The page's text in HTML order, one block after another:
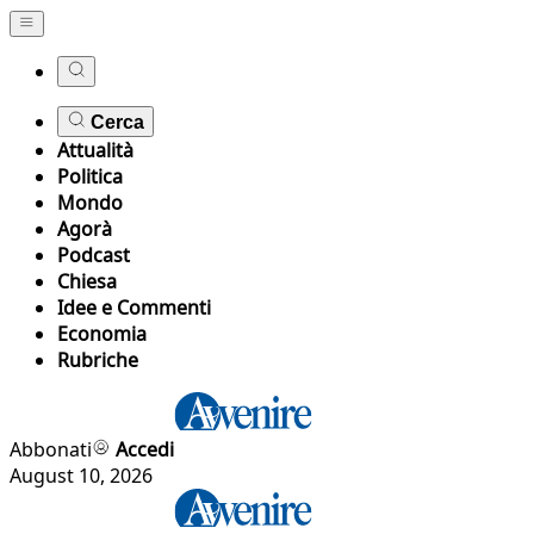
Cerca
Attualità
Politica
Mondo
Agorà
Podcast
Chiesa
Idee e Commenti
Economia
Rubriche
Abbonati
Accedi
August 10, 2026